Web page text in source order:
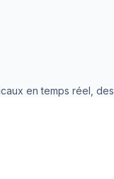
en temps réel, des